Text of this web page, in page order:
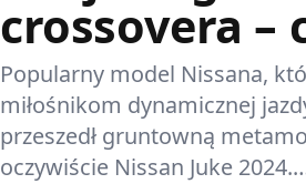
Pozostałe artykuły
crossovera –
Popularny model Nissana,
miłośnikom dynamicznej
przeszedł gruntowną
oczywiście Nissan Juke